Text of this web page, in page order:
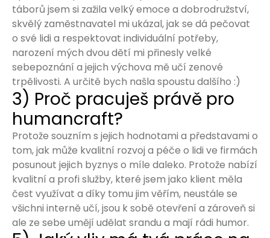
táborů jsem si zažila velký emoce a dobrodružství,
skvělý zaměstnavatel mi ukázal, jak se dá pečovat
o své lidi a respektovat individuální potřeby,
narození mých dvou dětí mi přinesly velké
sebepoznání a jejich výchova mě učí zenové
trpělivosti. A určitě bych našla spoustu dalšího :)
3) Proč pracuješ právě pro
humancraft?
Protože souzním s jejich hodnotami a představami o
tom, jak může kvalitní rozvoj a péče o lidi ve firmách
posunout jejich byznys o míle daleko. Protože nabízí
kvalitní a profi služby, které jsem jako klient měla
čest využívat a díky tomu jim věřím, neustále se
všichni interně učí, jsou k sobě otevření a zároveň si
ale ze sebe umějí udělat srandu a mají rádi humor.